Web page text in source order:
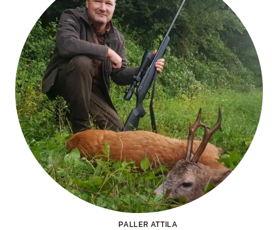
PALLER ATTILA